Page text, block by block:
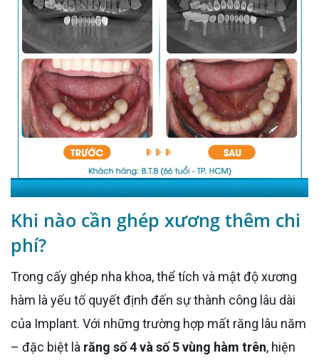
Khi nào cần ghép xương thêm chi
phí?
Trong cấy ghép nha khoa, thể tích và mật độ xương
hàm là yếu tố quyết định đến sự thành công lâu dài
của Implant. Với những trường hợp mất răng lâu năm
– đặc biệt là răng số 4 và số 5 vùng hàm trên, hiện